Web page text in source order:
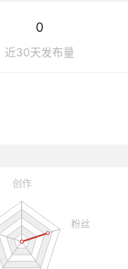
0
近30天发布量